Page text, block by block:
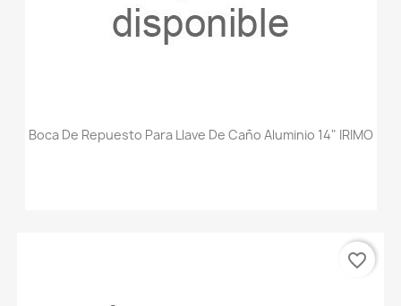
Boca De Repuesto Para Llave De Caño Aluminio 14" IRIMO
favorite_border